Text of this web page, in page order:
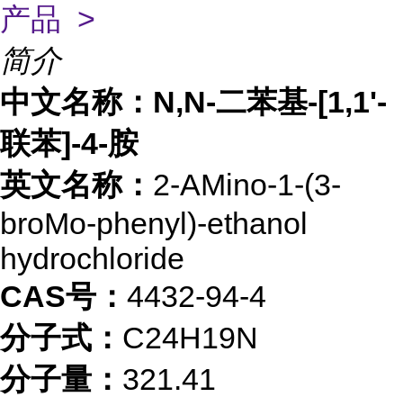
产品 >
简介
中文名称：N,N-二苯基-[1,1'-
联苯]-4-胺
英文名称： 2-AMino-1-(3-
broMo-phenyl)-ethanol
hydrochloride
CAS号： 4432-94-4
分子式： C24H19N
分子量： 321.41